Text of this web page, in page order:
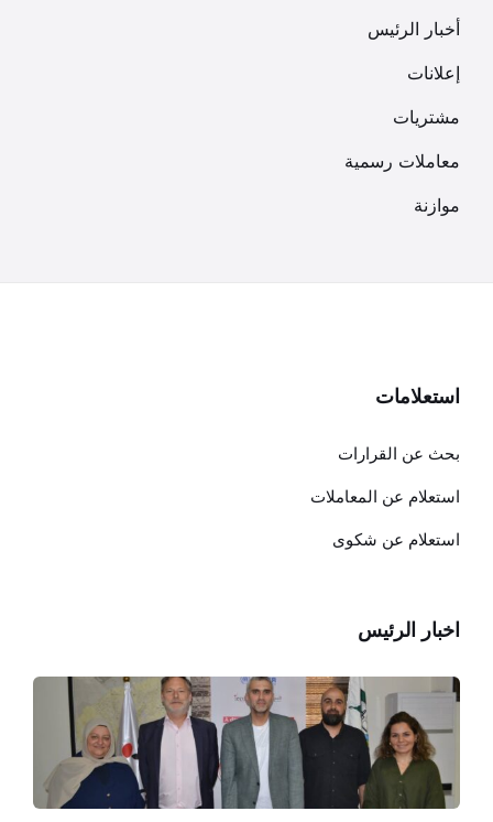
أخبار الرئيس
إعلانات
مشتريات
معاملات رسمية
موازنة
استعلامات
بحث عن القرارات
استعلام عن المعاملات
استعلام عن شكوى
اخبار الرئيس